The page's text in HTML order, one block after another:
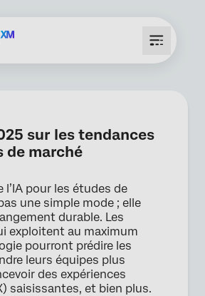
sur les tendances
de marché
l’IA pour les études de
une simple mode ; elle
durable. Les
exploitent au maximum
pourront prédire les
leurs équipes plus
des expériences
saisissantes, et bien plus.